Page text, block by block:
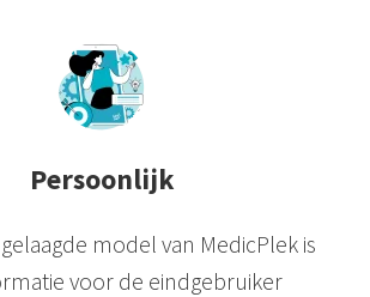
Persoonlijk
model van MedicPlek is
voor de eindgebruiker